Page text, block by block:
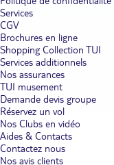
d'une beauté ineffable.
Se régaler des
proposent de partir à
d'une gastronomie qui
gourmets. Si vous
et février, rendez-vous
qui s'annonce
dissimulé sous un
prennent possession
Pour vous remettre
gastronomie sarde.
rustique à base de
charcuteries locales.
Services
CGV
Brochures en ligne
Shopping Collection TUI
Services additionnels
Nos assurances
TUI musement
Demande devis groupe
Réservez un vol
Nos Clubs en vidéo
Aides & Contacts
Contactez nous
Nos avis clients